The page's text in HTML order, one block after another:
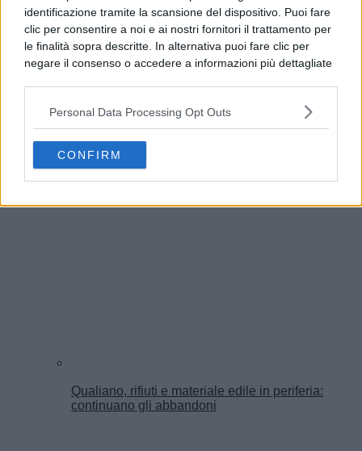
identificazione tramite la scansione del dispositivo. Puoi fare
clic per consentire a noi e ai nostri fornitori il trattamento per
le finalità sopra descritte. In alternativa puoi fare clic per
negare il consenso o accedere a informazioni più dettagliate
possono non richiedere il tuo consenso, ma hai il diritto di
opporti a tale trattamento. Le tue preferenze si
preferenze in qualsiasi momento ritornando su questo sito o
consultando la nostrainformativa sulla riservatezza.
Personal Data Processing Opt Outs
CONFIRM
Addio a Francesco Guccini, il poeta della musica
italiana si è spento
Qualiano, rifiuti e materiale edile in periferia:
continuano gli abbandoni